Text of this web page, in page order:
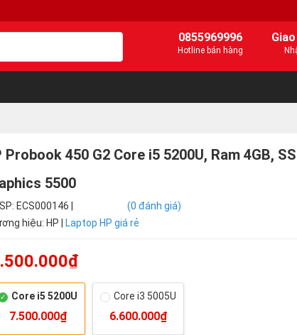
0855969996
Hotline bán hàng
Probook 450 G2 Core i5 5200U, Ram 4GB,
5500
ECS000146 |
(0 đánh giá)
hiệu: HP |
Laptop HP giá rẻ
Core i5 5200U
7.500.000₫
Core i3 5005U
6.600.000₫